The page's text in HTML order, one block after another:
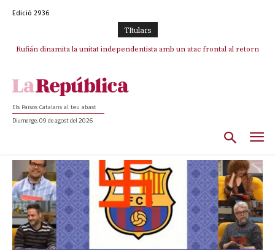
Edició 2936
TItulars
Rufián dinamita la unitat independentista amb un atac frontal al retorn
Els Països Catalans al teu abast
Diumenge, 09 de agost del 2026